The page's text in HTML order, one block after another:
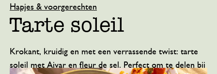
Hapjes & voorgerechten
Tarte soleil
Krokant, kruidig en met een verrassende twist: tarte
soleil met Ajvar en fleur de sel. Perfect om te delen bij